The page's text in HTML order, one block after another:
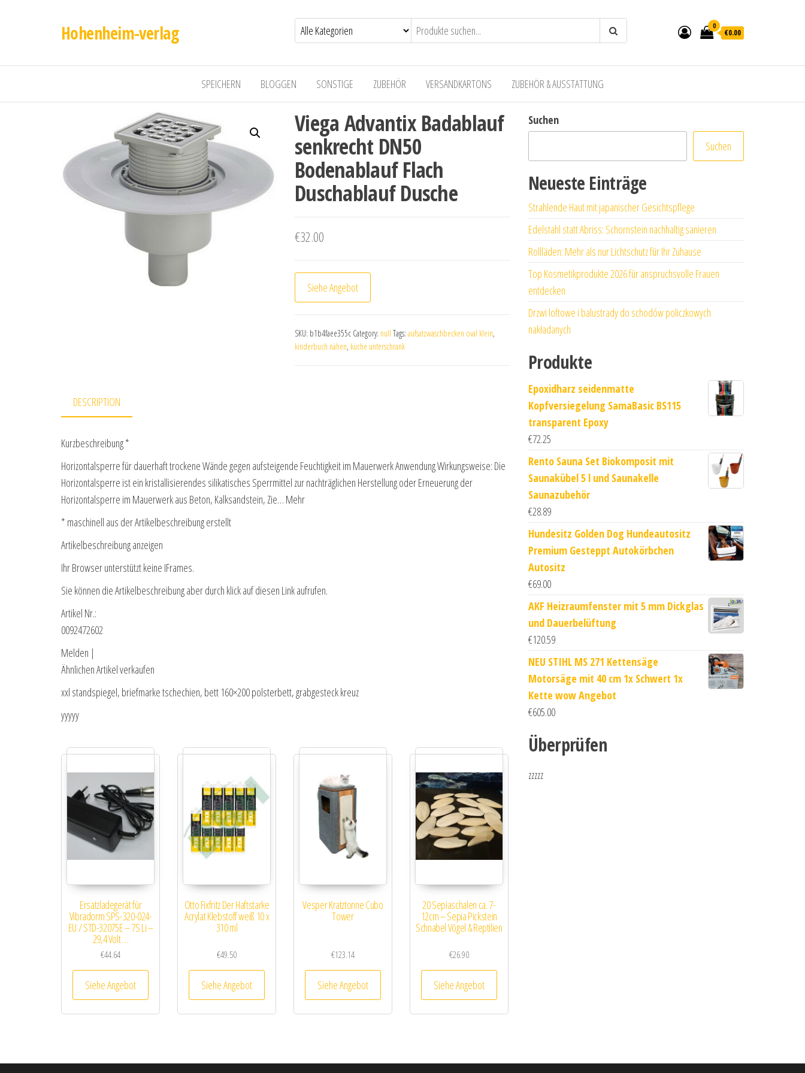
Hohenheim-verlag 0
€0.00
SPEICHERN BLOGGEN SONSTIGE ZUBEHÖR VERSANDKARTONS ZUBEHÖR & AUSSTATTUNG
Viega Advantix Badablauf
senkrecht DN50
Bodenablauf Flach
Duschablauf Dusche
€32.00
Siehe Angebot
SKU: b1b4faee355c Category: null Tags: aufsatzwaschbecken oval klein,
kinderbuch nähen, küche unterschrank
DESCRIPTION
Kurzbeschreibung *
Horizontalsperre für dauerhaft trockene Wände gegen aufsteigende Feuchtigkeit im Mauerwerk Anwendung Wirkungsweise: Die
Horizontalsperre ist ein kristallisierendes silikatisches Sperrmittel zur nachträglichen Herstellung oder Erneuerung der
Horizontalsperre im Mauerwerk aus Beton, Kalksandstein, Zie… Mehr
* maschinell aus der Artikelbeschreibung erstellt
Artikelbeschreibung anzeigen
Ihr Browser unterstützt keine IFrames.
Sie können die Artikelbeschreibung aber durch klick auf diesen Link aufrufen.
Artikel Nr.:
0092472602
Melden |
Ähnlichen Artikel verkaufen
xxl standspiegel, briefmarke tschechien, bett 160×200 polsterbett, grabgesteck kreuz
yyyyy
Ersatzladegerät für
Vibradorm SPS-320-024-
EU / STD-32075E – 7S Li –
29,4 Volt …
€44.64
Siehe Angebot
Otto Fixfritz Der Haftstarke
Acrylat Klebstoff weiß 10 x
310 ml
€49.50
Siehe Angebot
Vesper Kratztonne Cubo
Tower
€123.14
Siehe Angebot
20 Sepiaschalen ca. 7-
12cm – Sepia Pickstein
Schnabel Vögel & Reptilien
€26.90
Siehe Angebot
Suchen
Suchen
Neueste Einträge
Strahlende Haut mit japanischer Gesichtspflege
Edelstahl statt Abriss: Schornstein nachhaltig sanieren
Rollläden: Mehr als nur Lichtschutz für Ihr Zuhause
Top Kosmetikprodukte 2026 für anspruchsvolle Frauen
entdecken
Drzwi loftowe i balustrady do schodów policzkowych
nakładanych
Produkte
Epoxidharz seidenmatte
Kopfversiegelung SamaBasic BS115
transparent Epoxy
€72.25
Rento Sauna Set Biokomposit mit
Saunakübel 5 l und Saunakelle
Saunazubehör
€28.89
Hundesitz Golden Dog Hundeautositz
Premium Gesteppt Autokörbchen
Autositz
€69.00
AKF Heizraumfenster mit 5 mm Dickglas
und Dauerbelüftung
€120.59
NEU STIHL MS 271 Kettensäge
Motorsäge mit 40 cm 1x Schwert 1x
Kette wow Angebot
€605.00
Überprüfen
zzzzz